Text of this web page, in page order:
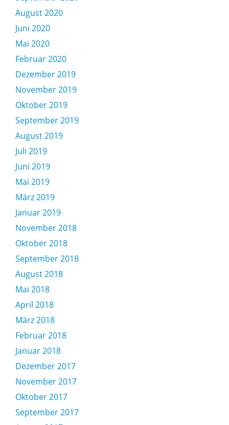
August 2020
Juni 2020
Mai 2020
Februar 2020
Dezember 2019
November 2019
Oktober 2019
September 2019
August 2019
Juli 2019
Juni 2019
Mai 2019
März 2019
Januar 2019
November 2018
Oktober 2018
September 2018
August 2018
Mai 2018
April 2018
März 2018
Februar 2018
Januar 2018
Dezember 2017
November 2017
Oktober 2017
September 2017